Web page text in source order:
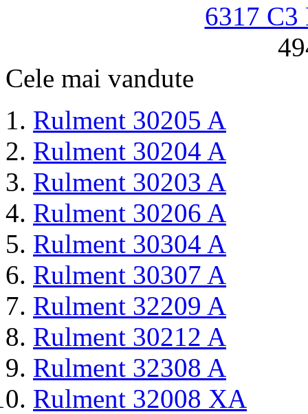
6317
Cele mai vandute
Rulment 30205 A
Rulment 30204 A
Rulment 30203 A
Rulment 30206 A
Rulment 30304 A
Rulment 30307 A
Rulment 32209 A
Rulment 30212 A
Rulment 32308 A
Rulment 32008 XA